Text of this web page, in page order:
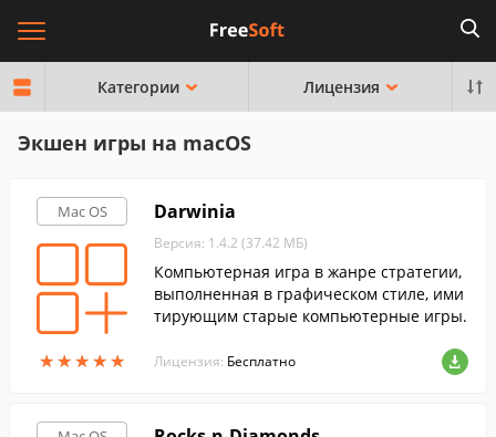
Категории Лицензия
Экшен игры на macOS
Mac OS
★★★★★
★★★★★
Darwinia
Версия: 1.4.2 (37.42 МБ)
Компьютерная игра в жанре стратегии,
выполненная в графическом стиле, ими
тирующим старые компьютерные игры.
Лицензия: Бесплатно